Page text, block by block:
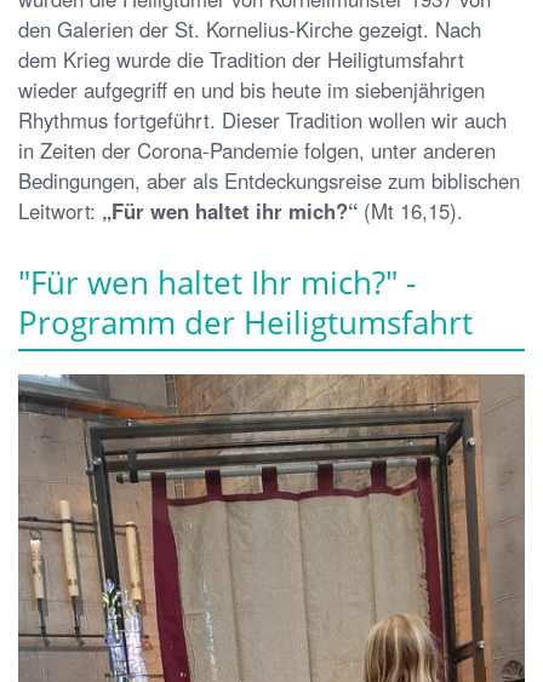
den Galerien der St. Kornelius-Kirche gezeigt. Nach
dem Krieg wurde die Tradition der Heiligtumsfahrt
wieder aufgegriff en und bis heute im siebenjährigen
Rhythmus fortgeführt. Dieser Tradition wollen wir auch
in Zeiten der Corona-Pandemie folgen, unter anderen
Bedingungen, aber als Entdeckungsreise zum biblischen
Leitwort: „Für wen haltet ihr mich?“ (Mt 16,15).
"Für wen haltet Ihr mich?" -
Programm der Heiligtumsfahrt